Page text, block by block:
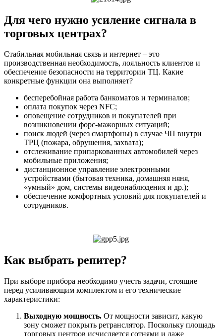
Для чего нужно усиление сигнала в
торговых центрах?
Стабильная мобильная связь и интернет – это
производственная необходимость, лояльность клиентов и
обеспечение безопасности на территории ТЦ. Какие
конкретные функции она выполняет?
бесперебойная работа банкоматов и терминалов;
оплата покупок через NFC;
оповещение сотрудников и покупателей при
возникновении форс-мажорных ситуаций;
поиск людей (через смартфоны) в случае ЧП внутри
ТРЦ (пожара, обрушения, захвата);
отслеживание припаркованных автомобилей через
мобильные приложения;
дистанционное управление электронными
устройствами (бытовая техника, домашняя няня,
«умный» дом, системы видеонаблюдения и др.);
обеспечение комфортных условий для покупателей и
сотрудников.
Как выбрать репитер?
При выборе прибора необходимо учесть задачи, стоящие
перед усиливающим комплектом и его технические
характеристики:
Выходную мощность. От мощности зависит, какую
зону сможет покрыть ретранслятор. Поскольку площадь
торговых центров исчисляется сотнями и даже